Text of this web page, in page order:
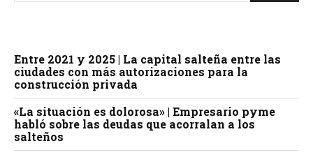
Entre 2021 y 2025 | La capital salteña entre las
ciudades con más autorizaciones para la
construcción privada
«La situación es dolorosa» | Empresario pyme
habló sobre las deudas que acorralan a los
salteños